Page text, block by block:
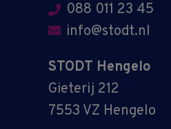
088 011 23 45
info@stodt.nl
STODT Hengelo
Gieterij 212
7553 VZ Hengelo